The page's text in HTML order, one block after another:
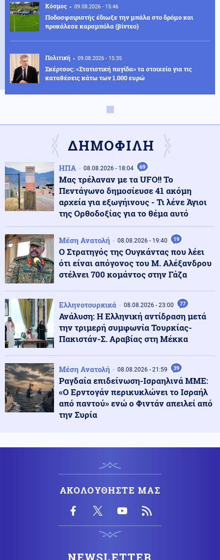
Κόσμος 09.08.2026 - 15:46
Ποδοσφαιριστής έδιωξε την μπάλα στο δρόμο και
προκάλεσε καραμπόλα (βίντεο)
Πολιτική 09.08.2026 - 15:35
Σκέρτσος: «Στατιστική παγίδα» τα στοιχεία για τις
καταθέσεις κάτω των 1.000 ευρώ
αγορές καυσίμων
Κόσμος 09.08.2026 - 15:24
Αλβανία: Μεγάλη φωτιά κοντά στα Τίρανα –
Εκκενώθηκαν χωριά
Κοινωνία 09.08.2026 - 15:18
Ορεστιάδα: Εγκατέλειψε το ΙΧ μετά από έλεγχο και
προσπάθησε να διαφύγει
Κόσμος 09.08.2026 - 15:09
Ισπανία: Έλεγχοι σε 200 ταξιδιώτες που έφτασαν από
09.08.2026 - 15:00
ΠΥΡ ΚΑΙ ΜΑΝΙΑ Ο ΠΟΥΤΙΝ! Η Τουρκία στέλνει 5
μαχητικά F-16 και 80 στρατιωτικούς στην Εσθονία
Κοινωνία 09.08.2026 - 14:56
Έβρος: Πυρκαγιά σε χαμηλή βλάστηση στο Σπήλαιο
Ορεστιάδας
Πολιτική 09.08.2026 - 14:35
Κοντογεώργης: «Η φετινή ΔΕΘ είναι προεκλογική, όχι
παροχολογική»
Κόσμος 09.08.2026 - 14:26
Σίδνεϊ: Παραλίγο σύγκρουση δύο αεροπλάνων σε
ΔΗΜΟΦΙΛΗ
ΗΠΑ 08.08.2026 - 18:04 69
Μας τρέλαναν με τα UFO!! Το
Πεντάγωνο δημοσίευσε 41 ακόμη
αρχεία για εξωγήινους - Τι λένε Άγιοι
της Ορθοδοξίας για το θέμα αυτό
Μέση Ανατολή 08.08.2026 - 19:40 19
Ο Στρατηγός της Ουγκάντας που λέει
ότι είναι απόγονος του Μ. Αλέξανδρου
στέλνει 700 κομάντος στην Γάζα
Ελληνοτουρκικά 08.08.2026 - 23:00 77
Ανάλυση: Η Ελληνική αντίδραση μετά
την τριμερή συμφωνία Τουρκίας-
Πακιστάν-Σ. Αραβίας στη Μέκκα
Μέση Ανατολή 08.08.2026 - 21:59 39
Ραγδαία επιδείνωση-Ισραηλινά ΜΜΕ:
«Ο Ερντογάν περικυκλώνει το Ισραήλ
από παντού» ενώ ο Φιντάν απειλεί από
την Συρία
ΑΚΟΛΟΥΘΗΣΤΕ ΜΑΣ